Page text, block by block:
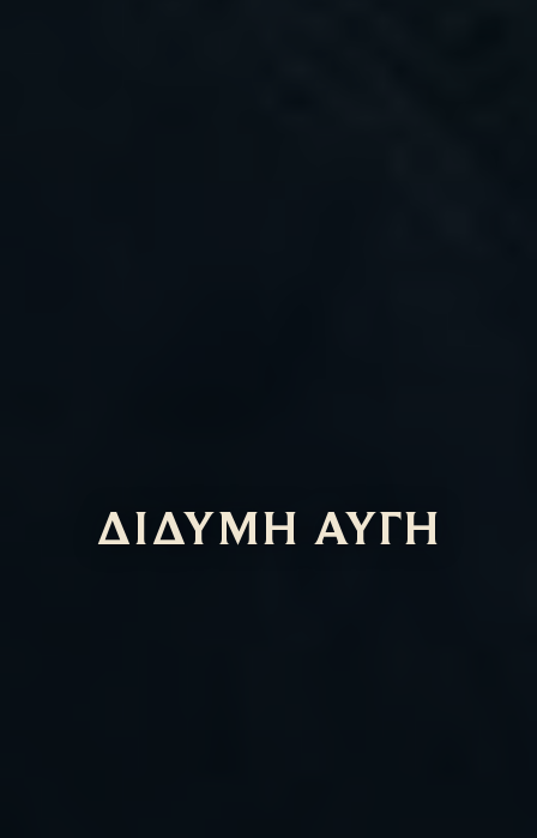
ΔΙΔΥΜΗ ΑΥΓΗ